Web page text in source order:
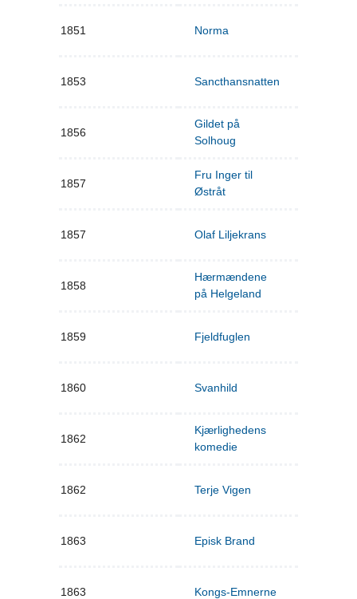
1851 Norma
1853 Sancthansnatten
1856
Gildet på
Solhoug
1857
Fru Inger til
Østråt
1857 Olaf Liljekrans
1858
Hærmændene
på Helgeland
1859 Fjeldfuglen
1860 Svanhild
1862
Kjærlighedens
komedie
1862 Terje Vigen
1863 Episk Brand
1863 Kongs-Emnerne